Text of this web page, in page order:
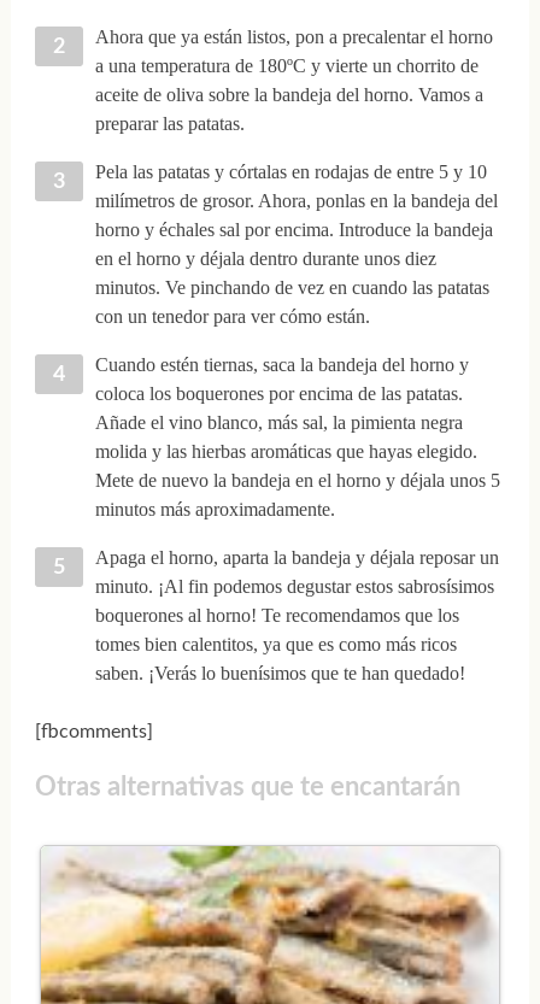
Ahora que ya están listos, pon a precalentar el horno
a una temperatura de 180ºC y vierte un chorrito de
aceite de oliva sobre la bandeja del horno. Vamos a
preparar las patatas.
Pela las patatas y córtalas en rodajas de entre 5 y 10
milímetros de grosor. Ahora, ponlas en la bandeja del
horno y échales sal por encima. Introduce la bandeja
en el horno y déjala dentro durante unos diez
minutos. Ve pinchando de vez en cuando las patatas
con un tenedor para ver cómo están.
Cuando estén tiernas, saca la bandeja del horno y
coloca los boquerones por encima de las patatas.
Añade el vino blanco, más sal, la pimienta negra
molida y las hierbas aromáticas que hayas elegido.
Mete de nuevo la bandeja en el horno y déjala unos 5
minutos más aproximadamente.
Apaga el horno, aparta la bandeja y déjala reposar un
minuto. ¡Al fin podemos degustar estos sabrosísimos
boquerones al horno! Te recomendamos que los
tomes bien calentitos, ya que es como más ricos
saben. ¡Verás lo buenísimos que te han quedado!
[fbcomments]
Otras alternativas que te encantarán